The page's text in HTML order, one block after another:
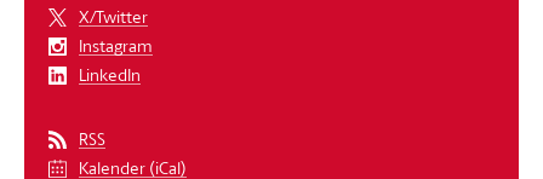
X/Twitter
Instagram
LinkedIn
RSS
Kalender (iCal)